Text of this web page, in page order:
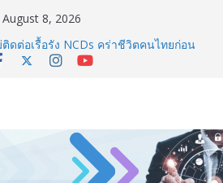
August 8, 2026
ดต่อเรื้อรัง NCDs คร่าชีวิตคนไทยก่อน
สียทางเศรษฐกิจมหาศาล 1.6 ล้านล้าน
& Stone Vietnam 2026”
งเสริมคนไทยเตรียมพร้อมรับมือวิกฤต
the Care by Allianz Ayudhya
บ…ความเป็นห่วง” ในงาน Hug